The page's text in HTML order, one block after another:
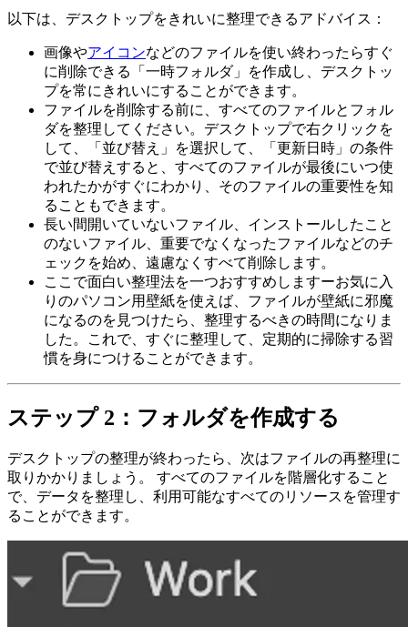
以下は、デスクトップをきれいに整理できるアドバイス：
画像やアイコンなどのファイルを使い終わったらすぐ
に削除できる「一時フォルダ」を作成し、デスクトッ
プを常にきれいにすることができます。
ファイルを削除する前に、すべてのファイルとフォル
ダを整理してください。デスクトップで右クリックを
して、「並び替え」を選択して、「更新日時」の条件
で並び替えすると、すべてのファイルが最後にいつ使
われたかがすぐにわかり、そのファイルの重要性を知
ることもできます。
長い間開いていないファイル、インストールしたこと
のないファイル、重要でなくなったファイルなどのチ
ェックを始め、遠慮なくすべて削除します。
ここで面白い整理法を一つおすすめしますーお気に入
りのパソコン用壁紙を使えば、ファイルが壁紙に邪魔
になるのを見つけたら、整理するべきの時間になりま
した。これで、すぐに整理して、定期的に掃除する習
慣を身につけることができます。
ステップ 2：フォルダを作成する
デスクトップの整理が終わったら、次はファイルの再整理に
取りかかりましょう。 すべてのファイルを階層化すること
で、データを整理し、利用可能なすべてのリソースを管理す
ることができます。